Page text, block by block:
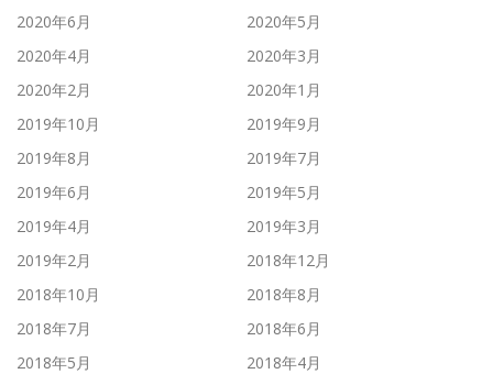
2020年6月
2020年5月
2020年4月
2020年3月
2020年2月
2020年1月
2019年10月
2019年9月
2019年8月
2019年7月
2019年6月
2019年5月
2019年4月
2019年3月
2019年2月
2018年12月
2018年10月
2018年8月
2018年7月
2018年6月
2018年5月
2018年4月